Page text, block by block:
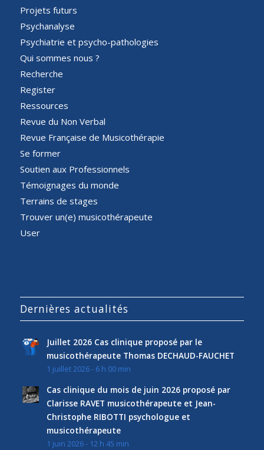
Projets futurs
Psychanalyse
Psychiatrie et psycho-pathologies
Qui sommes nous ?
Recherche
Register
Ressources
Revue du Non Verbal
Revue Française de Musicothérapie
Se former
Soutien aux Professionnels
Témoignages du monde
Terrains de stages
Trouver un(e) musicothérapeute
User
Dernières actualités
Juillet 2026 Cas clinique proposé par le
musicothérapeute Thomas DECHAUD-FAUCHET
1 juillet 2026 - 6 h 00 min
Cas clinique du mois de juin 2026 proposé par
Clarisse RAVET musicothérapeute et Jean-
Christophe RIBOTTI psychologue et
musicothérapeute
1 juin 2026 - 12 h 45 min